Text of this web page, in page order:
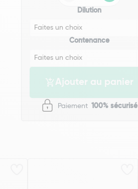
Dilution
Contenance
Ajouter au panier
Paiement 100% sécurisé